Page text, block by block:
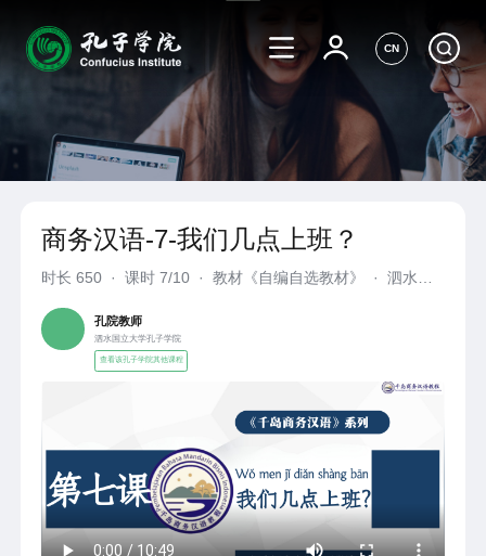
CN
商务汉语-7-我们几点上班？
时长650 · 课时 7/10 · 教材《自编自选教材》 ·
泗水国
孔院教师
泗水国立大学孔子学院
查看该孔子学院其他课程